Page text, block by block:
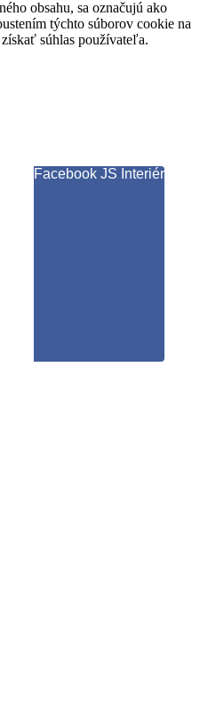
obsahu, sa označujú ako
týchto súborov cookie na
súhlas používateľa.
Facebook JS Interiér